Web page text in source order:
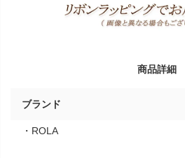
商品詳細
ブランド
・ROLA